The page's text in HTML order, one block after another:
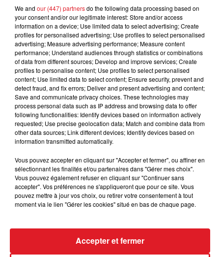
FIL D'ACTUS
15 juillet 2026
BÉTHUNE: ENQUÊTE POUR HOMICIDE
VOLONTAIRE EN COURS, APRÈS LA...
Selon les premiers éléments, le logement servait
à des prostituées
We and our (447) partnersdo the following data processing based on
your consent and/or our legitimate interest: Store and/or access
information on a device; Use limited data to select advertising; Create
profiles for personalised advertising; Use profiles to select personalised
advertising; Measure advertising performance; Measure content
performance; Understand audiences through statistics or combinations
of data from different sources; Develop and improve services; Create
profiles to personalise content; Use profiles to select personalised
content; Use limited data to select content; Ensure security, prevent and
detect fraud, and fix errors; Deliver and present advertising and content;
Save and communicate privacy choices. These technologies may
process personal data such as IP address and browsing data to offer
following functionalities: Identify devices based on information actively
requested; Use precise geolocation data; Match and combine data from
other data sources; Link different devices; Identify devices based on
information transmitted automatically.
Vous pouvez accepter en cliquant sur "Accepter et fermer", ou affiner en
sélectionnant les finalités et/ou partenaires dans "Gérer mes choix".
Vous pouvez également refuser en cliquant sur "Continuer sans
accepter". Vos préférences ne s'appliqueront que pour ce site. Vous
pouvez mettre à jour vos choix, ou retirer votre consentement à tout
moment via le lien "Gérer les cookies" situé en bas de chaque page.
Accepter et fermer